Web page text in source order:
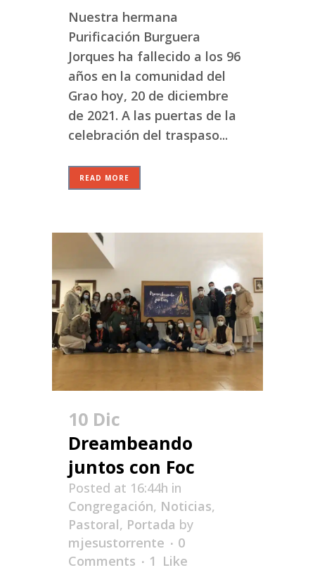
Nuestra hermana
Purificación Burguera
Jorques ha fallecido a los 96
años en la comunidad del
Grao hoy, 20 de diciembre
de 2021. A las puertas de la
celebración del traspaso...
READ MORE
10 Dic
Dreambeando
juntos con Foc
Posted at 16:44h in
Congregación, Noticias,
Pastoral, Portada by
mjesustorrente
0
Comments
1 Like